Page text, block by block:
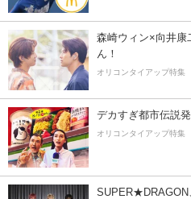
森崎ウィン×向井康
ん！
オリコンタイアップ特集
デカすぎ都市伝説
オリコンタイアップ特集
SUPER★DRAGON